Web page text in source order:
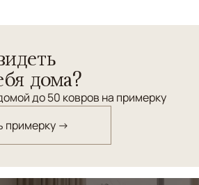
красителей, что делает их
в теплых песочно-
оливкового, а растительный
Идеально подойдут в
уют и восточный шарм.
дома?
до 50 ковров на примерку
примерку →